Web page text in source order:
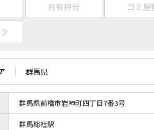
共有持分 ゴミ屋
群馬県前橋市岩神町四丁目7番3号
群馬総社駅
群馬県